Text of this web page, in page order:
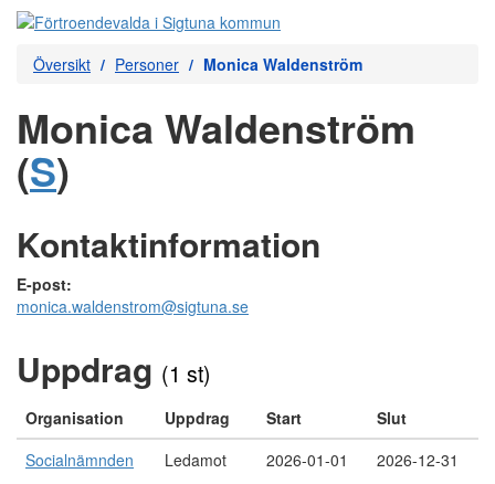
Översikt Personer Monica Waldenström
Monica Waldenström
(S)
Kontaktinformation
E-post:
monica.waldenstrom@sigtuna.se
Uppdrag (1 st)
Organisation Uppdrag Start
Slut
Socialnämnden
Ledamot 2026-01-01 2026-12-31